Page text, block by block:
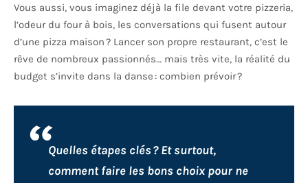
Vous aussi, vous imaginez déjà la file devant votre pizzeria,
l’odeur du four à bois, les conversations qui fusent autour
d’une pizza maison ? Lancer son propre restaurant, c’est le
rêve de nombreux passionnés… mais très vite, la réalité du
budget s’invite dans la danse : combien prévoir ?
Quelles étapes clés ? Et surtout,
comment faire les bons choix pour ne